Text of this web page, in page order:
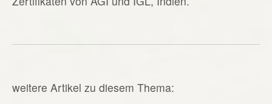
weitere Artikel zu diesem Thema: